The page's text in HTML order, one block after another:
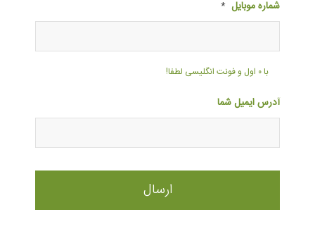
شماره موبایل *
با ۰ اول و فونت انگلیسی لطفا!
آدرس ایمیل شما